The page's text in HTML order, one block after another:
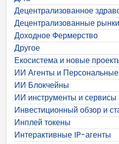
Децентрализованное
Децентрализованные
Доходное Фермерство
Другое
Екосистема и новые
ИИ Агенты и
ИИ Блокчейны
ИИ инструменты и сервисы
Инвестиционный обзор и
Инплей токены
Интерактивные IP-агенты